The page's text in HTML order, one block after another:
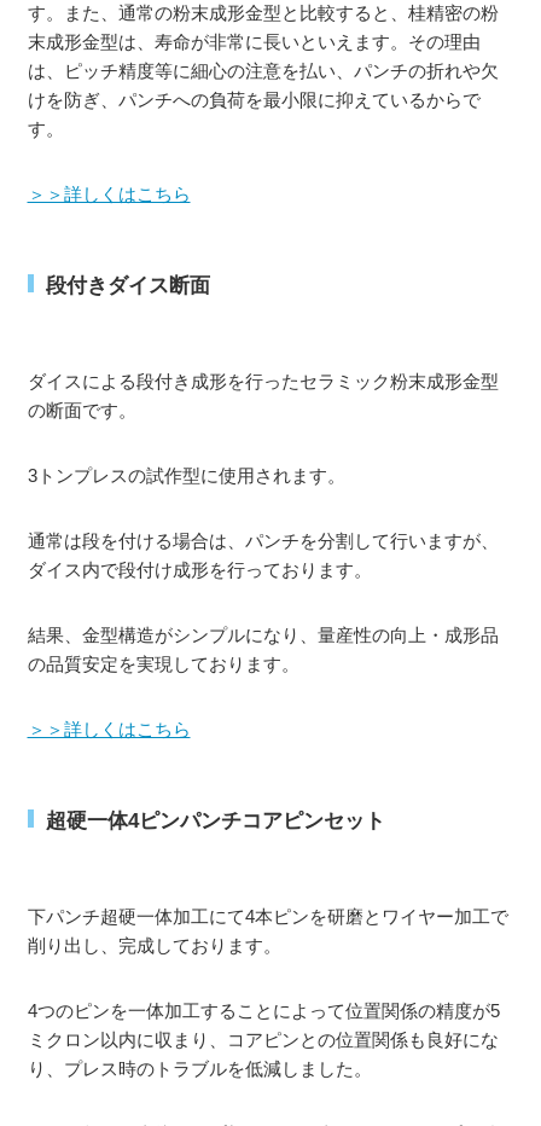
す。また、通常の粉末成形金型と比較すると、桂精密の粉
末成形金型は、寿命が非常に長いといえます。その理由
は、ピッチ精度等に細心の注意を払い、パンチの折れや欠
けを防ぎ、パンチへの負荷を最小限に抑えているからで
す。
＞＞詳しくはこちら
段付きダイス断面
ダイスによる段付き成形を行ったセラミック粉末成形金型
の断面です。
3トンプレスの試作型に使用されます。
通常は段を付ける場合は、パンチを分割して行いますが、
ダイス内で段付け成形を行っております。
結果、金型構造がシンプルになり、量産性の向上・成形品
の品質安定を実現しております。
＞＞詳しくはこちら
超硬一体4ピンパンチコアピンセット
下パンチ超硬一体加工にて4本ピンを研磨とワイヤー加工で
削り出し、完成しております。
4つのピンを一体加工することによって位置関係の精度が5
ミクロン以内に収まり、コアピンとの位置関係も良好にな
り、プレス時のトラブルを低減しました。